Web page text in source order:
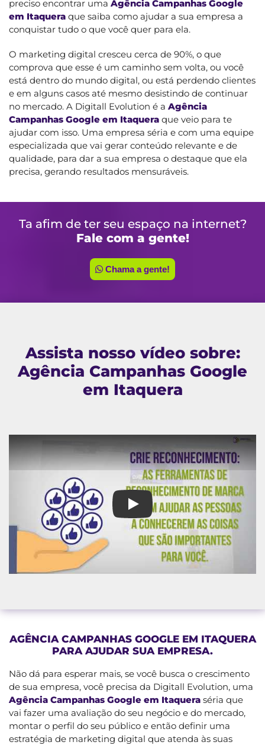
preciso encontrar uma Agência Campanhas Google
em Itaquera que saiba como ajudar a sua empresa a
conquistar tudo o que você quer para ela.
O marketing digital cresceu cerca de 90%, o que
comprova que esse é um caminho sem volta, ou você
está dentro do mundo digital, ou está perdendo clientes
e em alguns casos até mesmo desistindo de continuar
no mercado. A Digitall Evolution é a Agência
Campanhas Google em Itaquera que veio para te
ajudar com isso. Uma empresa séria e com uma equipe
especializada que vai gerar conteúdo relevante e de
qualidade, para dar a sua empresa o destaque que ela
precisa, gerando resultados mensuráveis.
Ta afim de ter seu espaço na internet?
Fale com a gente!
Chama a gente!
Assista nosso vídeo sobre:
Agência Campanhas Google
em Itaquera
Agência Campanhas Google
AGÊNCIA CAMPANHAS GOOGLE EM ITAQUERA
PARA AJUDAR SUA EMPRESA.
Não dá para esperar mais, se você busca o crescimento
de sua empresa, você precisa da Digitall Evolution, uma
Agência Campanhas Google em Itaquera séria que
vai fazer uma avaliação do seu negócio e do mercado,
montar o perfil do seu público e então definir uma
estratégia de marketing digital que atenda às suas